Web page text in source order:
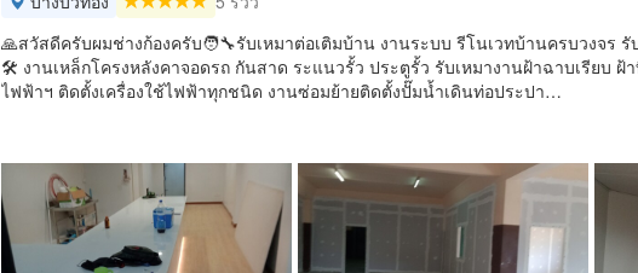
🙏สวัสดีครับผมช่างก้องครับ🧑‍🔧รับเหมาต่อเติมบ้าน งานระบบ รีโนเวทบ้านครบวงจร
🛠️ งานเหล็กโครงหลังคา​จอดรถ​ กันสาด ระแนวรั้ว​ ประตูรั้ว รับเหมางานฝ้าฉาบเรียบ
ไฟฟ้า​ฯ ติดตั้งเครื่องใช้ไฟฟ้าทุกชนิด​ งานซ่อมย้ายติดตั้งปั๊มน้ำเดินท่อประปา​…